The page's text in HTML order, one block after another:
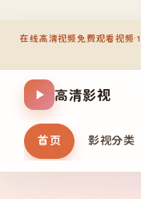
在线高清视频免费观看视频·
高清影视
首页 影视分类